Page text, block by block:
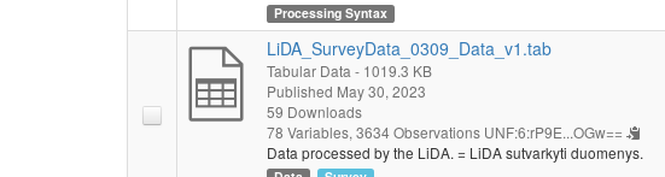
Processing Syntax
LiDA_SurveyData_0309_Data_v1.tab
Tabular Data - 1019.3 KB
Published May 30, 2023
59 Downloads
78 Variables, 3634 Observations UNF:6:rP9E...OGw==
Data processed by the LiDA. = LiDA sutvarkyti duomenys.